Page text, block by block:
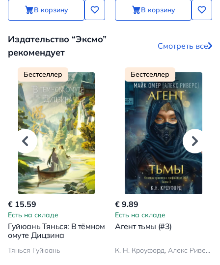
В корзину В корзину
Издательство “Эксмо”
рекомендует
Смотреть все
Бестселлер
€ 15.59
Есть на складе
Гуйюань Тянься: В тёмном
омуте Дицзина
Тянься Гуйюань
Бестселлер
€ 9.89
Есть на складе
Агент тьмы (#3)
К. Н. Кроуфорд, Алекс Риверс